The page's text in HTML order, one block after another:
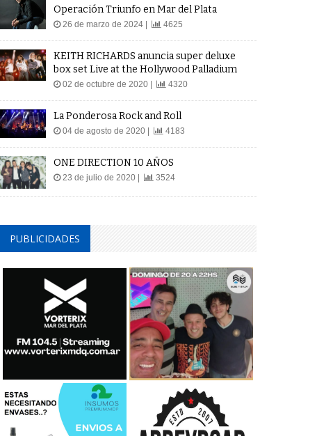
Operación Triunfo en Mar del Plata
26 de marzo de 2024 | 4625
KEITH RICHARDS anuncia super deluxe
box set Live at the Hollywood Palladium
02 de octubre de 2020 | 4320
La Ponderosa Rock and Roll
04 de agosto de 2020 | 4183
ONE DIRECTION 10 AÑOS
23 de julio de 2020 | 3524
PUBLICIDADES